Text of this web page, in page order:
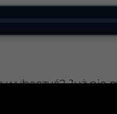
wybaczyć? Już
wręcz